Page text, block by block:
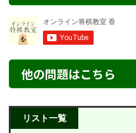
他の問題はこちら
リスト一覧